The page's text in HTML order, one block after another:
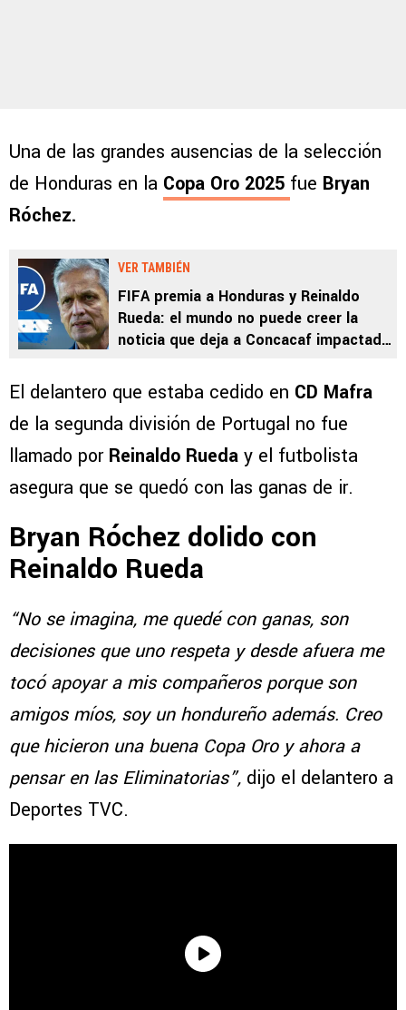
Una de las grandes ausencias de la selección
de Honduras en la Copa Oro 2025 fue Bryan
Róchez.
VER TAMBIÉN
FIFA premia a Honduras y Reinaldo
Rueda: el mundo no puede creer la
noticia que deja a Concacaf impactada
El delantero que estaba cedido en CD Mafra
de la segunda división de Portugal no fue
llamado por Reinaldo Rueda y el futbolista
asegura que se quedó con las ganas de ir.
Bryan Róchez dolido con
Reinaldo Rueda
“No se imagina, me quedé con ganas, son
decisiones que uno respeta y desde afuera me
tocó apoyar a mis compañeros porque son
amigos míos, soy un hondureño además. Creo
que hicieron una buena Copa Oro y ahora a
pensar en las Eliminatorias”, dijo el delantero a
Deportes TVC.